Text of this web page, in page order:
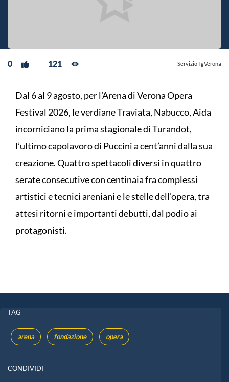
0 121 Servizio TgVerona
Dal 6 al 9 agosto, per l’Arena di Verona Opera
Festival 2026, le verdiane Traviata, Nabucco, Aida
incorniciano la prima stagionale di Turandot,
l’ultimo capolavoro di Puccini a cent’anni dalla sua
creazione. Quattro spettacoli diversi in quattro
serate consecutive con centinaia fra complessi
artistici e tecnici areniani e le stelle dell’opera, tra
attesi ritorni e importanti debutti, dal podio ai
protagonisti.
TAG
arena fondazione opera
CONDIVIDI